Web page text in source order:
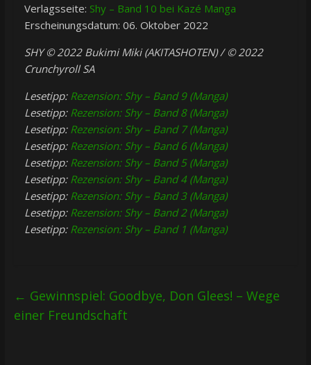
Verlagsseite: Shy – Band 10 bei Kazé Manga
Erscheinungsdatum: 06. Oktober 2022
SHY © 2022 Bukimi Miki (AKITASHOTEN) / © 2022
Crunchyroll SA
Lesetipp: Rezension: Shy – Band 9 (Manga)
Lesetipp: Rezension: Shy – Band 8 (Manga)
Lesetipp: Rezension: Shy – Band 7 (Manga)
Lesetipp: Rezension: Shy – Band 6 (Manga)
Lesetipp: Rezension: Shy – Band 5 (Manga)
Lesetipp: Rezension: Shy – Band 4 (Manga)
Lesetipp: Rezension: Shy – Band 3 (Manga)
Lesetipp: Rezension: Shy – Band 2 (Manga)
Lesetipp: Rezension: Shy – Band 1 (Manga)
← Gewinnspiel: Goodbye, Don Glees! – Wege
einer Freundschaft